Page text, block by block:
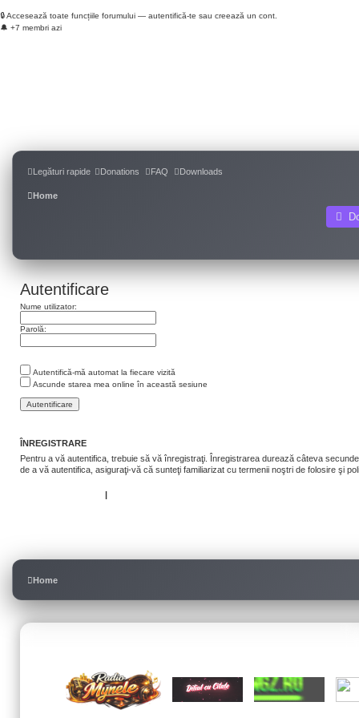
🔒 Accesează toate funcțiile forumului — autentifică-te sau creează un cont.
🔔 +7 membri azi
Legături rapide Donations FAQ Downloads
Home
Autentificare
Nume utilizator:
Parolă:
Autentifică-mă automat la fiecare vizită
Ascunde starea mea online în această sesiune
ÎNREGISTRARE
Pentru a vă autentifica, trebuie să vă înregistraţi. Înregistrarea durează câteva
de a vă autentifica, asiguraţi-vă că sunteţi familiarizat cu termenii noştri de folosire şi
|
Home